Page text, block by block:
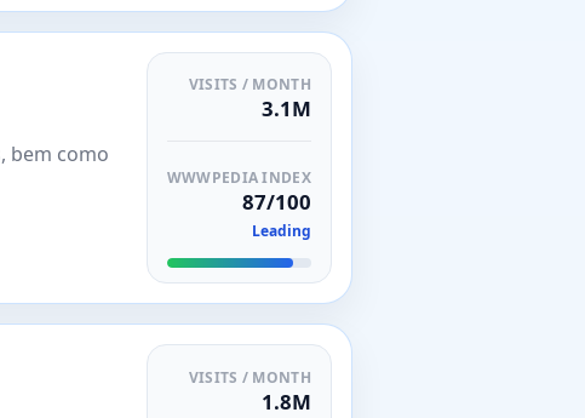
bem como
VISITS / MONTH
3.1M
WWWPEDIA INDEX
87/100
Leading
VISITS / MONTH
1.8M